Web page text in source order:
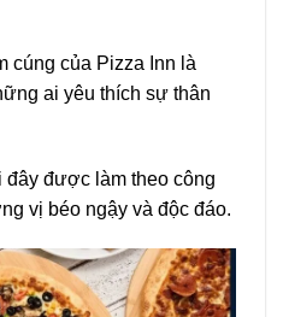
cúng của Pizza Inn là
ai yêu thích sự thân
đây được làm theo công
vị béo ngậy và độc đáo.